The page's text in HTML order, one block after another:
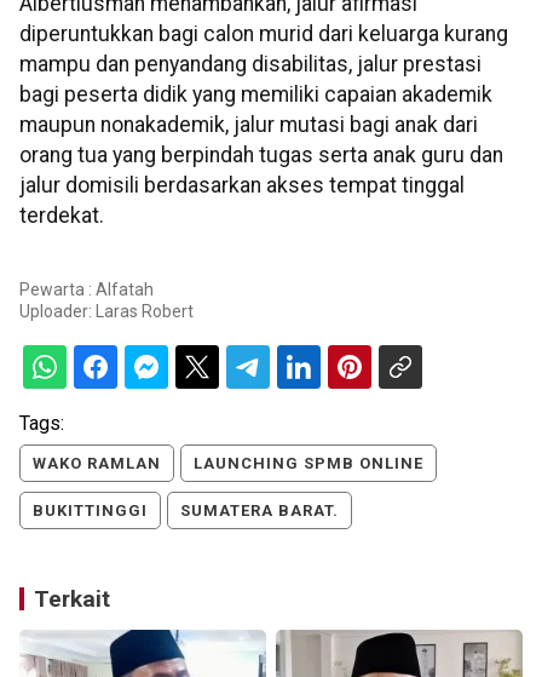
diperuntukkan bagi calon murid dari keluarga kurang
mampu dan penyandang disabilitas, jalur prestasi
bagi peserta didik yang memiliki capaian akademik
maupun nonakademik, jalur mutasi bagi anak dari
orang tua yang berpindah tugas serta anak guru dan
jalur domisili berdasarkan akses tempat tinggal
terdekat.
Pewarta : Alfatah
Uploader:
Laras Robert
Tags:
WAKO RAMLAN LAUNCHING SPMB ONLINE
BUKITTINGGI SUMATERA BARAT.
Terkait